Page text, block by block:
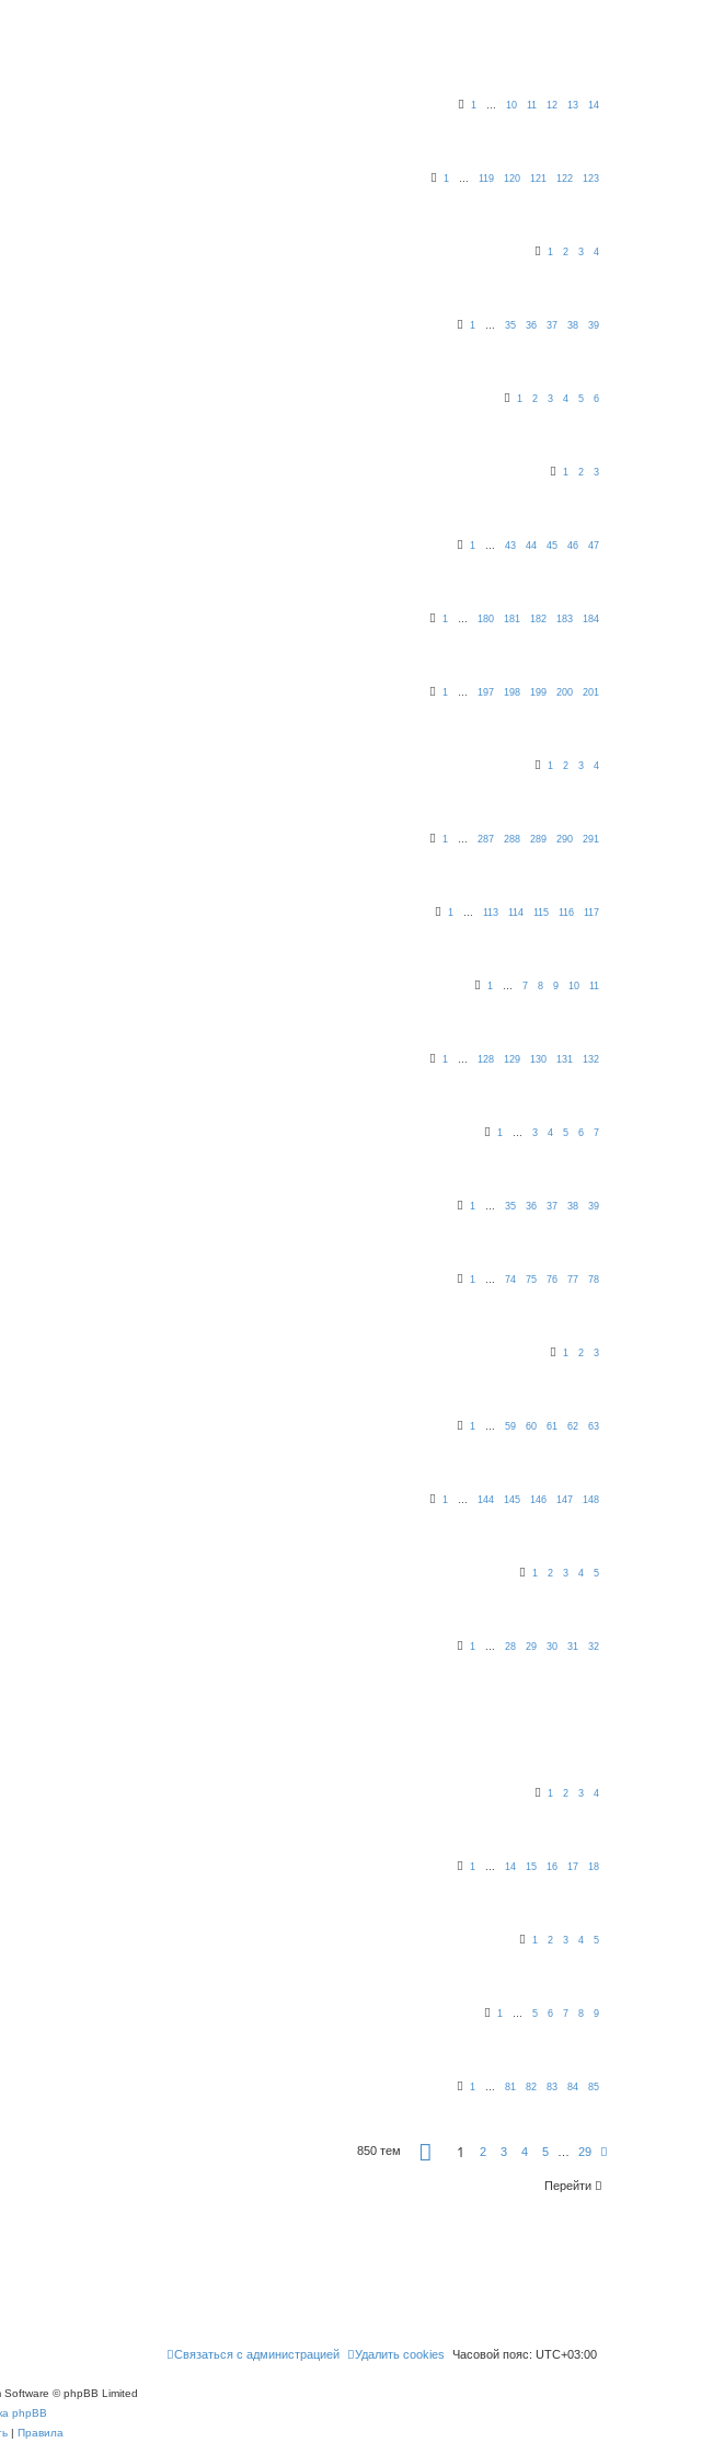
1 … 10 11 12 13 14
1 … 119 120 121 122 123
1 2 3 4
1 … 35 36 37 38 39
1 2 3 4 5 6
1 2 3
1 … 43 44 45 46 47
1 … 180 181 182 183 184
1 … 197 198 199 200 201
1 2 3 4
1 … 287 288 289 290 291
1 … 113 114 115 116 117
1 … 7 8 9 10 11
1 … 128 129 130 131 132
1 … 3 4 5 6 7
1 … 35 36 37 38 39
1 … 74 75 76 77 78
1 2 3
1 … 59 60 61 62 63
1 … 144 145 146 147 148
1 2 3 4 5
1 … 28 29 30 31 32
1 2 3 4
1 … 14 15 16 17 18
1 2 3 4 5
1 … 5 6 7 8 9
1 … 81 82 83 84 85
850 тем 1 2 3 4 5 29
Перейти
Часовой пояс: UTC+03:00
Удалить cookies
Связаться с администрацией
Software © phpBB Limited
phpBB
| Правила